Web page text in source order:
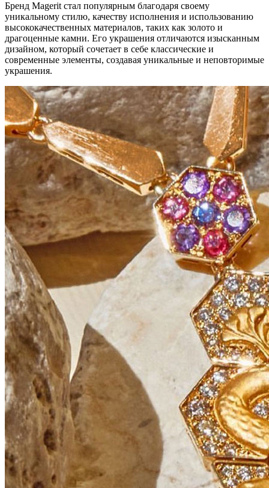
Бренд Magerit стал популярным благодаря своему
уникальному стилю, качеству исполнения и использованию
высококачественных материалов, таких как золото и
драгоценные камни. Его украшения отличаются изысканным
дизайном, который сочетает в себе классические и
современные элементы, создавая уникальные и неповторимые
украшения.